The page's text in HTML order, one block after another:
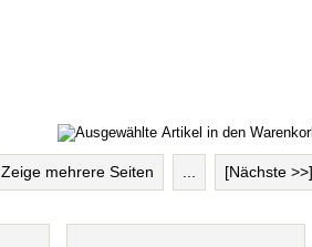
Zeige mehrere Seiten ... [Nächste >>]